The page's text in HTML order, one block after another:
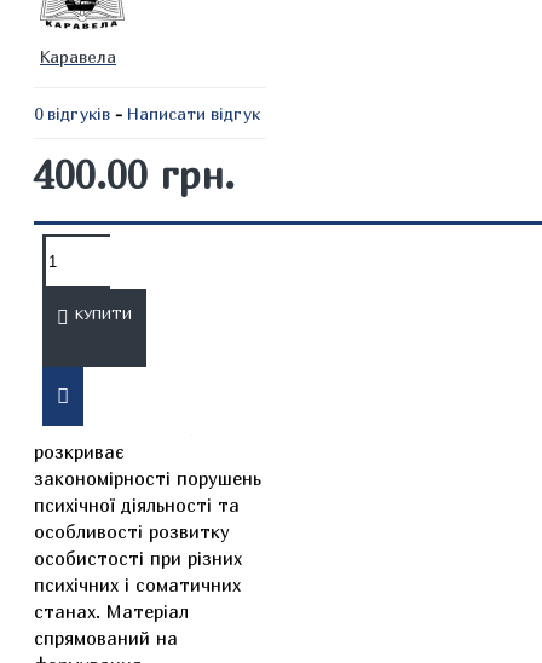
Каравела
0 відгуків - Написати відгук
400.00 грн.
КУПИТИ
ОПИС
Навчальний посібник з
патопсихології, що
розкриває
закономірності порушень
психічної діяльності та
особливості розвитку
особистості при різних
психічних і соматичних
станах. Матеріал
спрямований на